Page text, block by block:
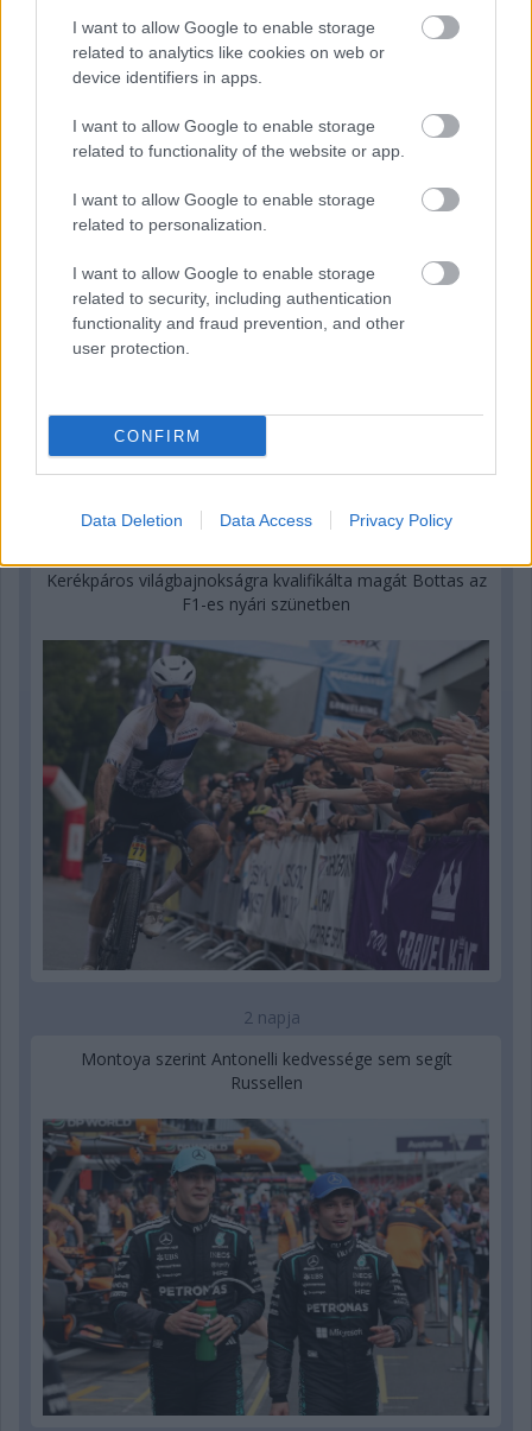
I want to allow Google to enable storage
related to analytics like cookies on web or
device identifiers in apps.
I want to allow Google to enable storage
related to functionality of the website or app.
I want to allow Google to enable storage
related to personalization.
I want to allow Google to enable storage
related to security, including authentication
functionality and fraud prevention, and other
user protection.
CONFIRM
Data Deletion Data Access Privacy Policy
Óriási bevétel-visszaesést könyvelhetett el az F1 a
második negyedévben
Kerékpáros világbajnokságra kvalifikálta magát Bottas az
F1-es nyári szünetben
2 napja
Montoya szerint Antonelli kedvessége sem segít
Russellen